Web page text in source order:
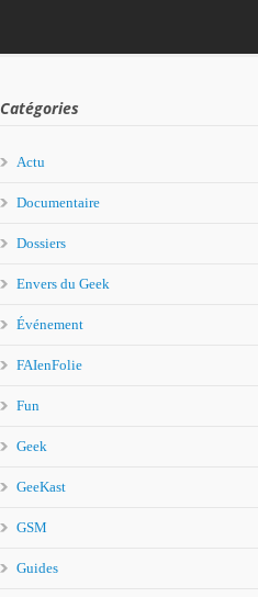
Catégories
Actu
Documentaire
Dossiers
Envers du Geek
Événement
FAIenFolie
Fun
Geek
GeeKast
GSM
Guides